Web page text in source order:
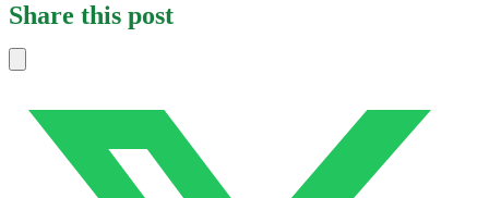
Share this post